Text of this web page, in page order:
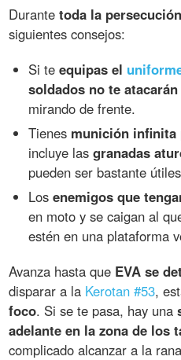
Durantetoda la persecución
siguientes consejos:
Si teequipas el
soldados no te atacarán
mirando de frente.
Tienes munición infinita
incluye lasgranadas
pueden ser bastante
Losenemigos que
en moto y se caigan al
estén en una plataforma
Avanza hasta que EVA se
disparar a la Kerotan #53,
foco. Si se te pasa, hay una
adelante en la zona de los
complicado alcanzar a la